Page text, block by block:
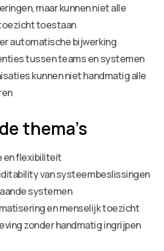
maar kunnen niet alle
toestaan
automatische bijwerking
tussen teams en systemen
kunnen niet handmatig alle
thema’s
en flexibiliteit
van systeembeslissingen
systemen
en menselijk toezicht
zonder handmatig ingrijpen